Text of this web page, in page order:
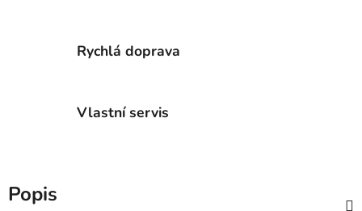
Rychlá doprava
Vlastní servis
Popis